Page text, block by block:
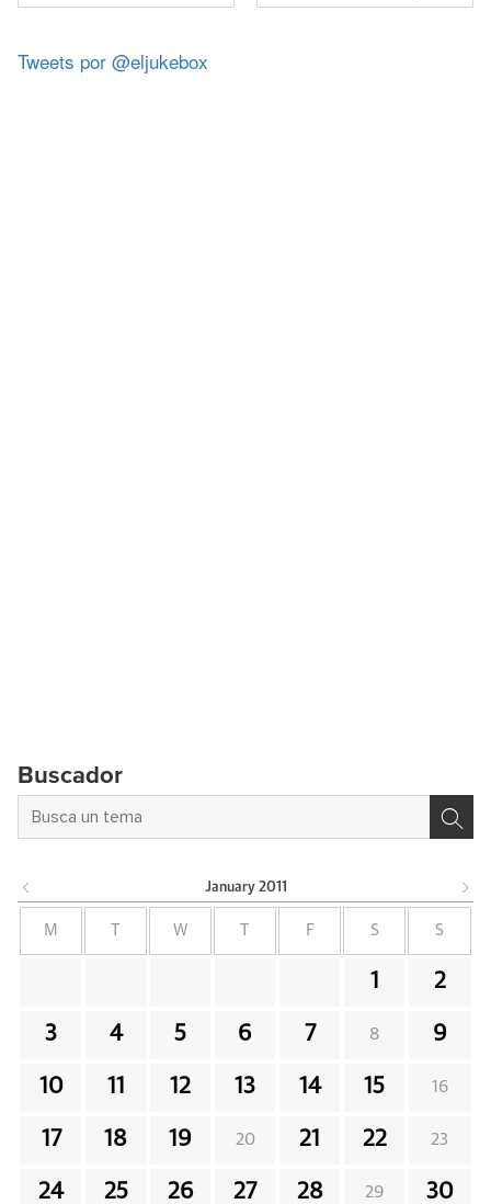
Tweets por @eljukebox
Buscador
January 2011
M W F S S
1 2
3 4 5 6 7 8 9
10 11 12 13 14 15 16
17 18 19 20 21 22 23
24 25 26 27 28 29 30